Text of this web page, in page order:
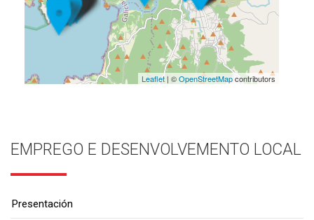
Leaflet| ©OpenStreetMapcontributors
EMPREGO E DESENVOLVEMENTO LOCAL
Presentación